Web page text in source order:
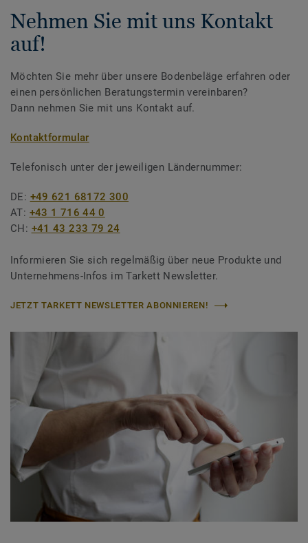
Nehmen Sie mit uns Kontakt
auf!
Möchten Sie mehr über unsere Bodenbeläge erfahren oder
einen persönlichen Beratungstermin vereinbaren?
Dann nehmen Sie mit uns Kontakt auf.
Kontaktformular
Telefonisch unter der jeweiligen Ländernummer:
DE: +49 621 68172 300
AT: +43 1 716 44 0
CH: +41 43 233 79 24
Informieren Sie sich regelmäßig über neue Produkte und
Unternehmens-Infos im Tarkett Newsletter.
JETZT TARKETT NEWSLETTER ABONNIEREN!